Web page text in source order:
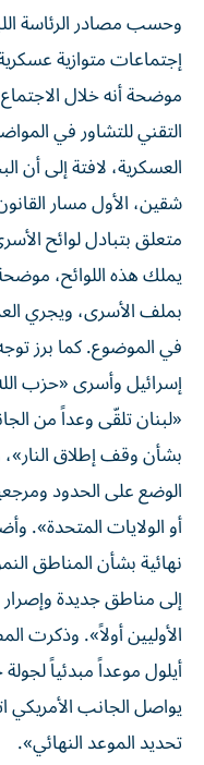
إجتماعات متوازية
موضحة أنه خلال
التقني للتشاور في
العسكرية، لافتة إلى
شقين، الأول مسار
متعلق بتبادل لوائح
يملك هذه اللوائح،
بملف الأسرى، ويجري
في الموضوع. كما برز
إسرائيل وأسرى «حزب
«لبنان تلقّى وعداً من
بشأن وقف إطلاق
الوضع على الحدود
أو ​الولايات المتحدة​».
نهائية بشأن المناطق
إلى مناطق جديدة
الأوليين أولاً». وذكرت
أيلول موعداً مبدئياً
يواصل الجانب الأمريكي
تحديد الموعد النهائي».